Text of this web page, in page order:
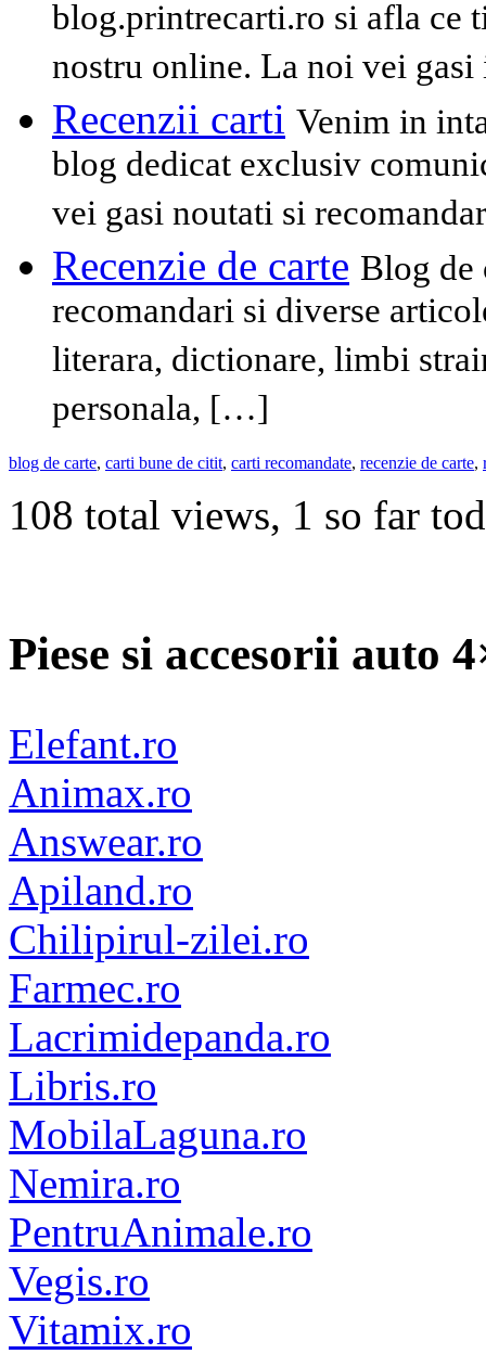
blog.printrecarti.ro si afla ce
nostru online. La noi vei
Recenzii carti Venim in
blog dedicat exclusiv
vei gasi noutati si
Recenzie de carte Blog de
recomandari si diverse
literara, dictionare, limbi
personala, […]
blog de carte, carti bune de citit, carti recomandate, recenzie de carte,
108 total views, 1 so far
Piese si accesorii auto
Elefant.ro
Animax.ro
Answear.ro
Apiland.ro
Chilipirul-zilei.ro
Farmec.ro
Lacrimidepanda.ro
Libris.ro
MobilaLaguna.ro
Nemira.ro
PentruAnimale.ro
Vegis.ro
Vitamix.ro